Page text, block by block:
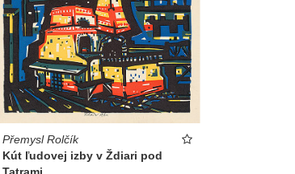
Přemysl Rolčík
Kút ľudovej izby v Ždiari pod
Tatrami